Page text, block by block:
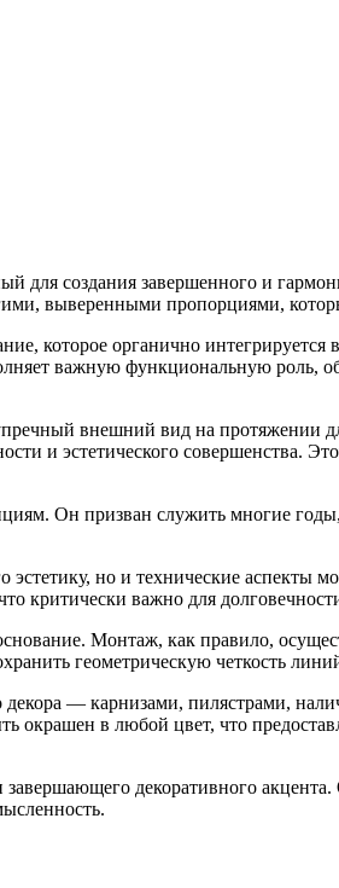
создания завершенного и
выверенными пропорциями,
которое органично
важную функциональную роль,
внешний вид на протяжении
и эстетического совершенства.
Он призван служить многие
но и технические аспекты
критически важно для
Монтаж, как правило,
геометрическую четкость
— карнизами, пилястрами,
окрашен в любой цвет, что
декоративного